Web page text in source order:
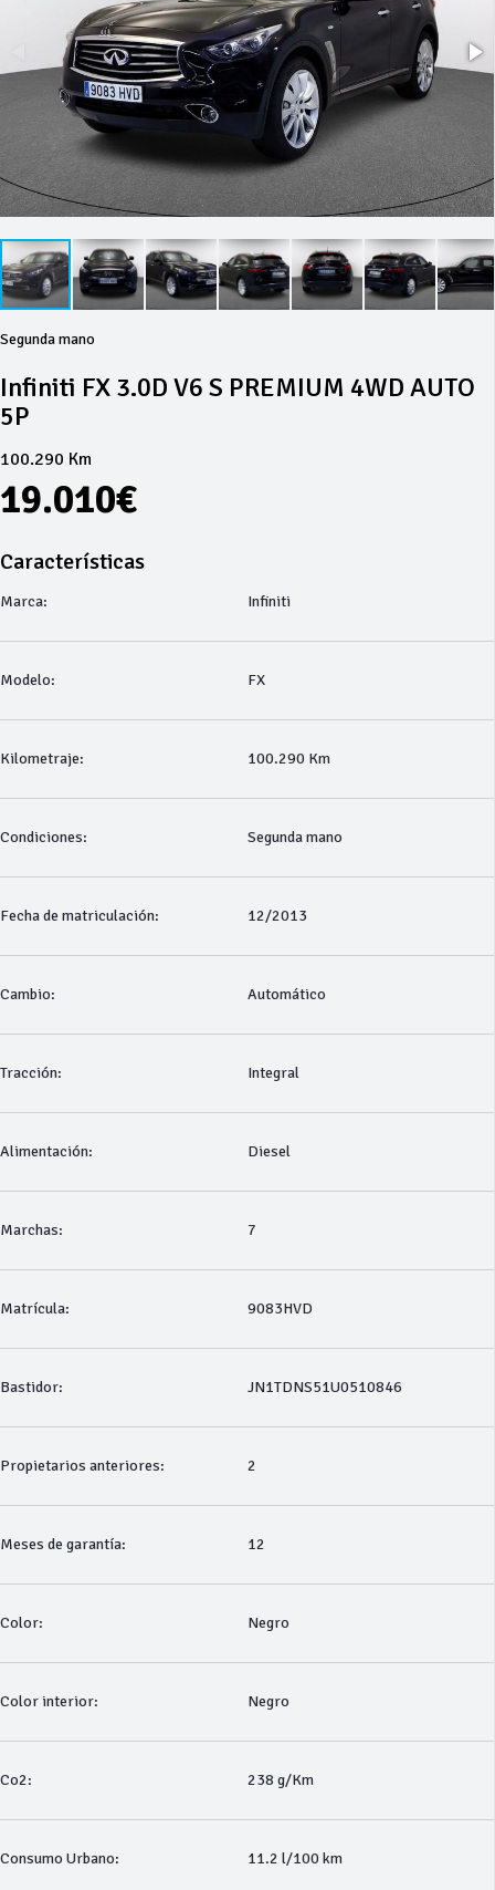
Segunda mano
Infiniti FX 3.0D V6 S PREMIUM 4WD AUTO
5P
100.290 Km
19.010€
Características
Marca: Infiniti
Modelo: FX
Kilometraje: 100.290 Km
Condiciones: Segunda mano
Fecha de matriculación: 12/2013
Cambio: Automático
Tracción: Integral
Alimentación: Diesel
Marchas: 7
Matrícula: 9083HVD
Bastidor: JN1TDNS51U0510846
Propietarios anteriores: 2
Meses de garantía: 12
Color: Negro
Color interior: Negro
Co2: 238 g/Km
Consumo Urbano: 11.2 l/100 km